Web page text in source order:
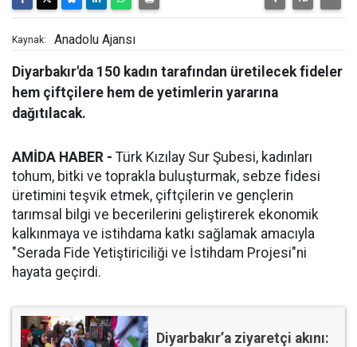
Kaynak: Anadolu Ajansı
Diyarbakır'da 150 kadın tarafından üretilecek fideler
hem çiftçilere hem de yetimlerin yararına
dağıtılacak.
AMİDA HABER - Türk Kızılay Sur Şubesi, kadınları
tohum, bitki ve toprakla buluşturmak, sebze fidesi
üretimini teşvik etmek, çiftçilerin ve gençlerin
tarımsal bilgi ve becerilerini geliştirerek ekonomik
kalkınmaya ve istihdama katkı sağlamak amacıyla
"Serada Fide Yetiştiriciliği ve İstihdam Projesi"ni
hayata geçirdi.
Diyarbakır’a ziyaretçi akını: